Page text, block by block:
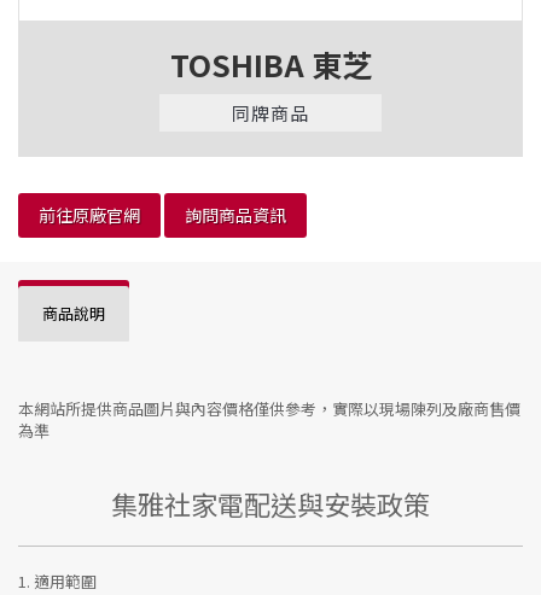
TOSHIBA 東芝
同牌商品
前往原廠官網 詢問商品資訊
商品說明
本網站所提供商品圖片與內容價格僅供參考，實際以現場陳列及廠商售價
為準
集雅社家電配送與安裝政策
1. 適用範圍